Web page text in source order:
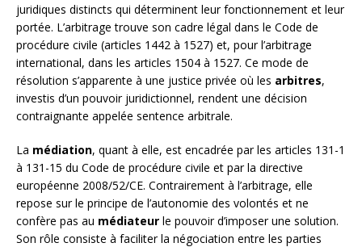
juridiques distincts qui déterminent leur fonctionnement et leur
portée. L’arbitrage trouve son cadre légal dans le Code de
procédure civile (articles 1442 à 1527) et, pour l’arbitrage
international, dans les articles 1504 à 1527. Ce mode de
résolution s’apparente à une justice privée où les arbitres,
investis d’un pouvoir juridictionnel, rendent une décision
contraignante appelée sentence arbitrale.
La médiation, quant à elle, est encadrée par les articles 131-1
à 131-15 du Code de procédure civile et par la directive
européenne 2008/52/CE. Contrairement à l’arbitrage, elle
repose sur le principe de l’autonomie des volontés et ne
confère pas au médiateur le pouvoir d’imposer une solution.
Son rôle consiste à faciliter la négociation entre les parties